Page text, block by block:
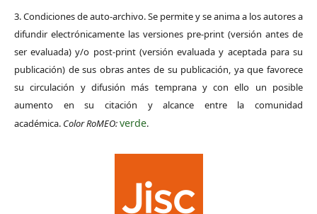
3. Condiciones de auto-archivo. Se permite y se anima a los autores a
difundir electrónicamente las versiones pre-print (versión antes de
ser evaluada) y/o post-print (versión evaluada y aceptada para su
publicación) de sus obras antes de su publicación, ya que favorece
su circulación y difusión más temprana y con ello un posible
aumento en su citación y alcance entre la comunidad
académica. Color RoMEO:verde.